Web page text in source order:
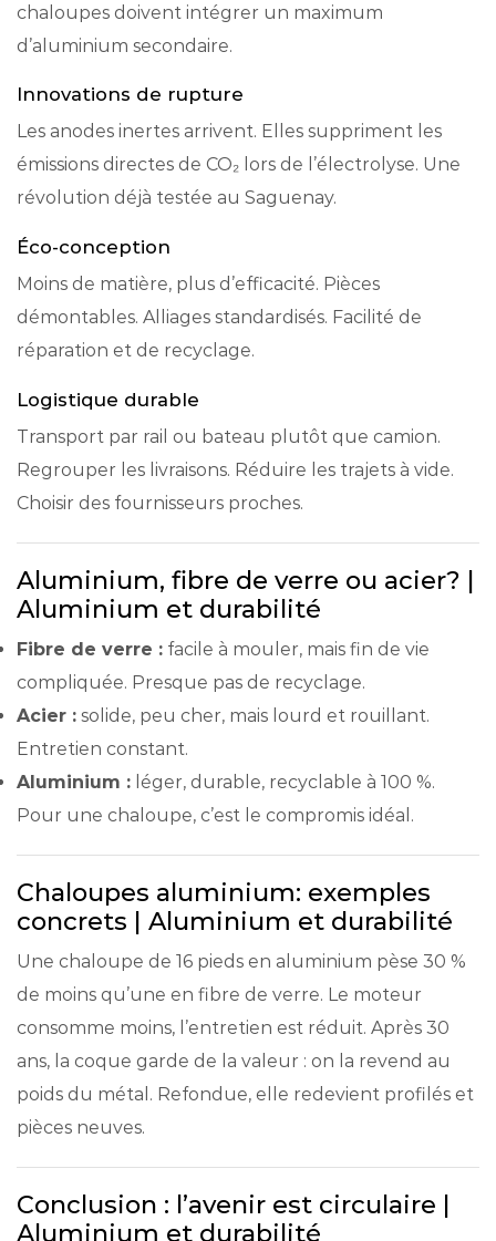
chaloupes doivent intégrer un maximum
d’aluminium secondaire.
Innovations de rupture
Les anodes inertes arrivent. Elles suppriment les
émissions directes de CO₂ lors de l’électrolyse. Une
révolution déjà testée au Saguenay.
Éco-conception
Moins de matière, plus d’efficacité. Pièces
démontables. Alliages standardisés. Facilité de
réparation et de recyclage.
Logistique durable
Transport par rail ou bateau plutôt que camion.
Regrouper les livraisons. Réduire les trajets à vide.
Choisir des fournisseurs proches.
Aluminium, fibre de verre ou acier? |
Aluminium et durabilité
Fibre de verre : facile à mouler, mais fin de vie
compliquée. Presque pas de recyclage.
Acier : solide, peu cher, mais lourd et rouillant.
Entretien constant.
Aluminium : léger, durable, recyclable à 100 %.
Pour une chaloupe, c’est le compromis idéal.
Chaloupes aluminium: exemples
concrets | Aluminium et durabilité
Une chaloupe de 16 pieds en aluminium pèse 30 %
de moins qu’une en fibre de verre. Le moteur
consomme moins, l’entretien est réduit. Après 30
ans, la coque garde de la valeur : on la revend au
poids du métal. Refondue, elle redevient profilés et
pièces neuves.
Conclusion : l’avenir est circulaire |
Aluminium et durabilité